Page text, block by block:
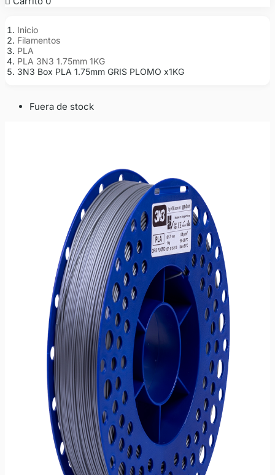
Inicio
Filamentos
PLA
PLA 3N3 1.75mm 1KG
3N3 Box PLA 1.75mm GRIS PLOMO x1KG
Fuera de stock